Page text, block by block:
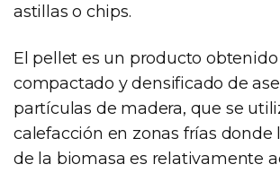
astillas o chips.
El pellet es un producto
compactado y densificado de
partículas de madera, que se
calefacción en zonas frías donde
de la biomasa es relativamente